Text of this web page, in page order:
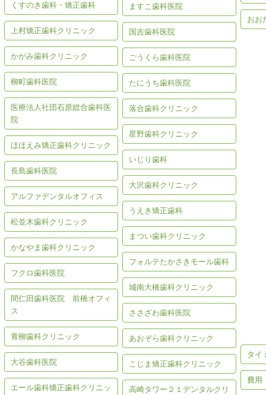
くすのき歯科・矯正歯科
上村矯正歯科クリニック
かがみ歯科クリニック
柳町歯科医院
医療法人社団石原総合歯科医
院
ほほえみ矯正歯科クリニック
長島歯科医院
アルファデンタルオフィス
松並木歯科クリニック
かなやま歯科クリニック
フクロ歯科医院
間仁田歯科医院 前橋オフィ
ス
青柳歯科クリニック
大谷歯科医院
エール歯科矯正歯科クリニッ
ますこ歯科医院
国吉歯科医院
ごうくら歯科医院
たにうち歯科医院
落合歯科クリニック
星野歯科クリニック
いじり歯科
大沢歯科クリニック
うえき矯正歯科
まつい歯科クリニック
フォルテたかさきモール歯科
城南大橋歯科クリニック
ささざわ歯科医院
あおぞら歯科クリニック
こじま矯正歯科クリニック
高崎タワー２１デンタルクリ
おお
タイ
費用